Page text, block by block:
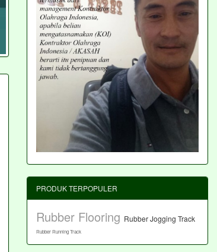
PRODUK TERPOPULER
Rubber Flooring Rubber Jogging Track
Rubber Running Track